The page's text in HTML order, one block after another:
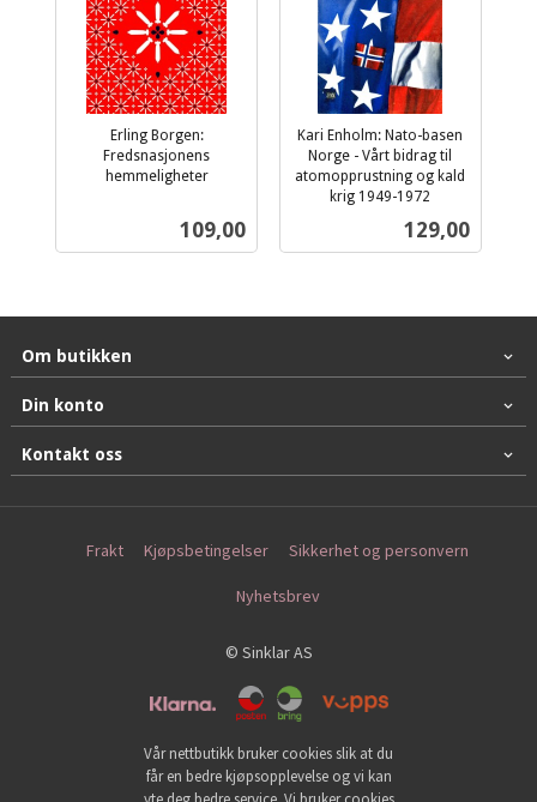
Erling Borgen:
Fredsnasjonens
hemmeligheter
Pris
109,00
Kari Enholm: Nato-basen
Norge - Vårt bidrag til
atomopprustning og kald
krig 1949-1972
Pris
129,00
Om butikken
Din konto
Kontakt oss
Frakt Kjøpsbetingelser Sikkerhet og personvern
Nyhetsbrev
© Sinklar AS
Vår nettbutikk bruker cookies slik at du
får en bedre kjøpsopplevelse og vi kan